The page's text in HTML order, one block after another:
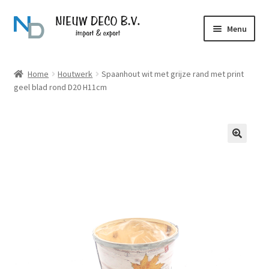
Ga
door
navigatie
Ga
naar
inhoud
Menu
Producten
Home Houtwerk
Spaanhout wit met grijze rand met print
geel blad rond D20 H11cm